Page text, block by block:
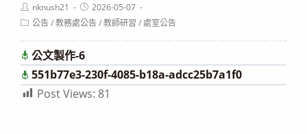
Post
author:
nknush21
Post
published:
2026-05-07
Post公告/教務處公告/教師研習 /處室公告
公文製作-6
551b77e3-230f-4085-b18a-adcc25b7a1f0
Post Views: 81